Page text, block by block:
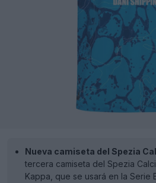
Nueva camiseta del Spezia
tercera camiseta del Spezia
Kappa, que se usará en la Serie